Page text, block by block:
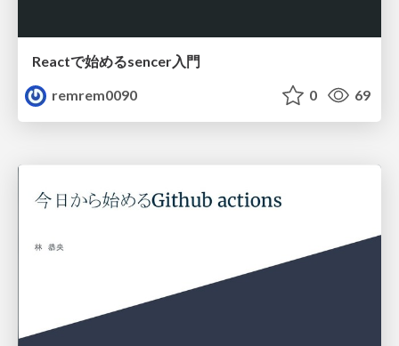
Reactで始めるsencer入門
remrem0090
0 69